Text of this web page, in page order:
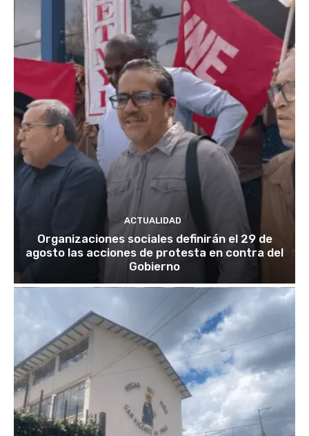
ACTUALIDAD
Organizaciones sociales definirán el 29 de
agosto las acciones de protesta en contra del
Gobierno